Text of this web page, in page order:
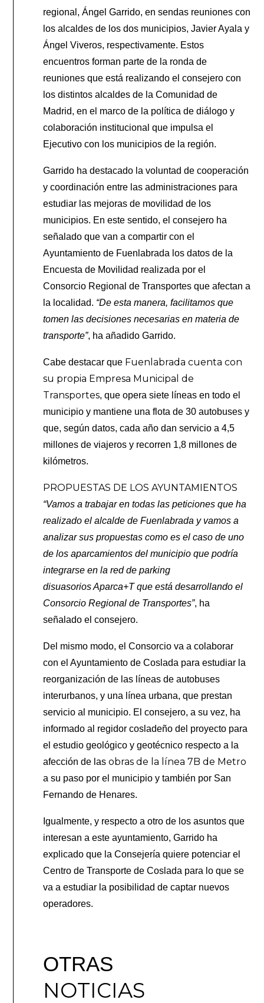
regional, Ángel Garrido, en sendas reuniones con
los alcaldes de los dos municipios, Javier Ayala y
Ángel Viveros, respectivamente. Estos
encuentros forman parte de la ronda de
reuniones que está realizando el consejero con
los distintos alcaldes de la Comunidad de
Madrid, en el marco de la política de diálogo y
colaboración institucional que impulsa el
Ejecutivo con los municipios de la región.
Garrido ha destacado la voluntad de cooperación
y coordinación entre las administraciones para
estudiar las mejoras de movilidad de los
municipios. En este sentido, el consejero ha
señalado que van a compartir con el
Ayuntamiento de Fuenlabrada los datos de la
Encuesta de Movilidad realizada por el
Consorcio Regional de Transportes que afectan a
la localidad. “De esta manera, facilitamos que
tomen las decisiones necesarias en materia de
transporte”, ha añadido Garrido.
Cabe destacar que Fuenlabrada cuenta con
su propia Empresa Municipal de
Transportes, que opera siete líneas en todo el
municipio y mantiene una flota de 30 autobuses y
que, según datos, cada año dan servicio a 4,5
millones de viajeros y recorren 1,8 millones de
kilómetros.
PROPUESTAS DE LOS AYUNTAMIENTOS
“Vamos a trabajar en todas las peticiones que ha
realizado el alcalde de Fuenlabrada y vamos a
analizar sus propuestas como es el caso de uno
de los aparcamientos del municipio que podría
integrarse en la red de parking
disuasorios Aparca+T que está desarrollando el
Consorcio Regional de Transportes”, ha
señalado el consejero.
Del mismo modo, el Consorcio va a colaborar
con el Ayuntamiento de Coslada para estudiar la
reorganización de las líneas de autobuses
interurbanos, y una línea urbana, que prestan
servicio al municipio. El consejero, a su vez, ha
informado al regidor cosladeño del proyecto para
el estudio geológico y geotécnico respecto a la
afección de lasobras de la línea 7B de Metro
a su paso por el municipio y también por San
Fernando de Henares.
Igualmente, y respecto a otro de los asuntos que
interesan a este ayuntamiento, Garrido ha
explicado que la Consejería quiere potenciar el
Centro de Transporte de Coslada para lo que se
va a estudiar la posibilidad de captar nuevos
operadores.
OTRAS
NOTICIAS